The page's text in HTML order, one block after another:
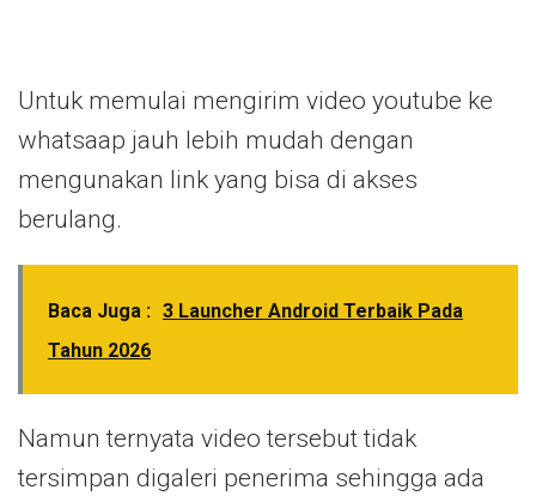
Untuk memulai mengirim video youtube ke
whatsaap jauh lebih mudah dengan
mengunakan link yang bisa di akses
berulang.
Baca Juga : 3 Launcher Android Terbaik Pada
Tahun 2026
Namun ternyata video tersebut tidak
tersimpan digaleri penerima sehingga ada